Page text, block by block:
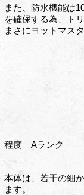
また、防水機能は
を確保する為、ト
まさにヨットマス
程度 Aランク
本体は、若干の細
ます。